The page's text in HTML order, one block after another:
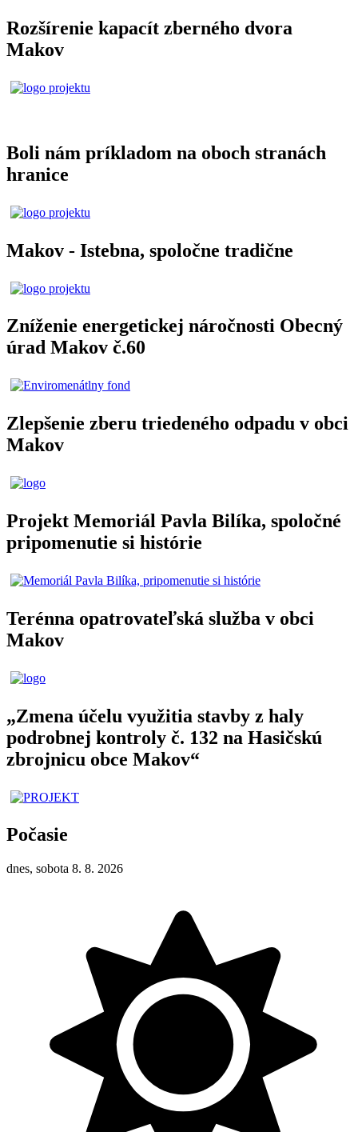
Rozšírenie kapacít zberného dvora
Makov
Boli nám príkladom na oboch stranách
hranice
Makov - Istebna, spoločne tradične
Zníženie energetickej náročnosti Obecný
úrad Makov č.60
Zlepšenie zberu triedeného odpadu v obci
Makov
Projekt Memoriál Pavla Bilíka, spoločné
pripomenutie si histórie
Terénna opatrovateľská služba v obci
Makov
„Zmena účelu využitia stavby z haly
podrobnej kontroly č. 132 na Hasičskú
zbrojnicu obce Makov“
Počasie
dnes, sobota 8. 8. 2026